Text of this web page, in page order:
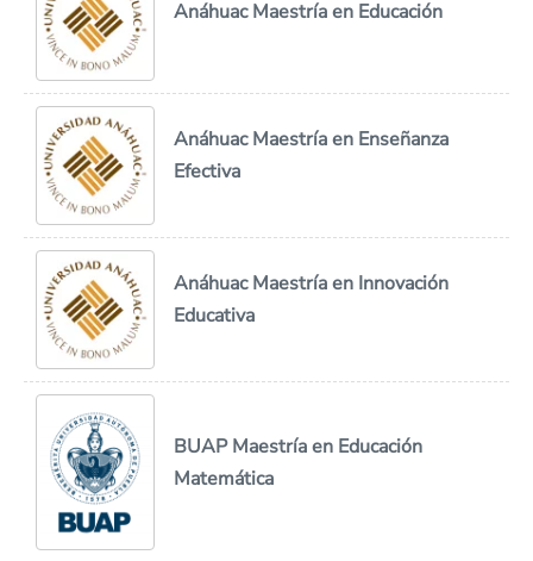
Anáhuac Maestría en Educación
Anáhuac Maestría en Enseñanza
Efectiva
Anáhuac Maestría en Innovación
Educativa
BUAP Maestría en Educación
Matemática